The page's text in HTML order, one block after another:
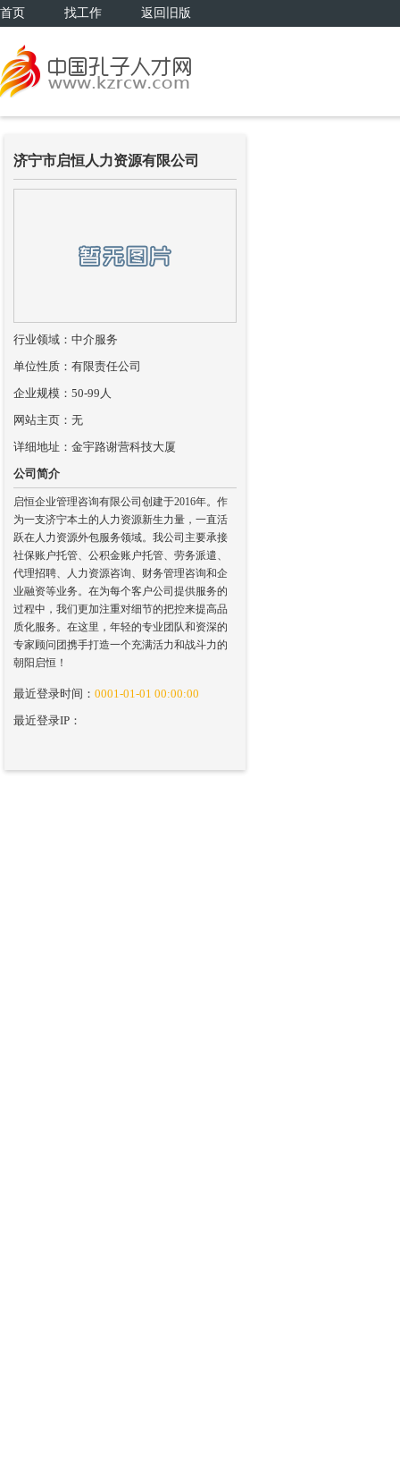
首页 找工作 返回旧版
济宁市启恒人力资源有限公司
行业领域：中介服务
单位性质：有限责任公司
企业规模：50-99人
网站主页：无
详细地址：金宇路谢营科技大厦
公司简介
启恒企业管理咨询有限公司创建于2016年。作
为一支济宁本土的人力资源新生力量，一直活
跃在人力资源外包服务领域。我公司主要承接
社保账户托管、公积金账户托管、劳务派遣、
代理招聘、人力资源咨询、财务管理咨询和企
业融资等业务。在为每个客户公司提供服务的
过程中，我们更加注重对细节的把控来提高品
质化服务。在这里，年轻的专业团队和资深的
专家顾问团携手打造一个充满活力和战斗力的
朝阳启恒！
最近登录时间： 0001-01-01 00:00:00
最近登录IP：